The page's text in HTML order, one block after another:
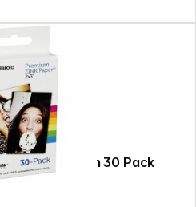
Polaroid M 230 Zink 2x3" Media 5 x 7,5cm 30 Pack